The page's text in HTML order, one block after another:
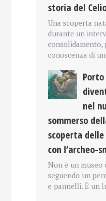
storia del
Una scoperta
durante un
consolidamento,
conoscenza di
nel
sommerso
scoperta
con l’archeo-
Non è un museo
seguendo un
e pannelli. È un